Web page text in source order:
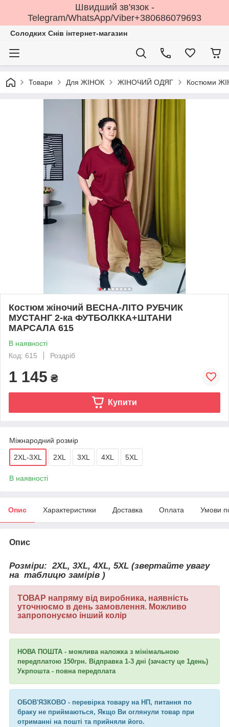
Швидший зв'язок -
Telegram/WhatsApp/Viber+380686079693
Солодких Снів інтернет-магазин
Товари Для ЖІНОК ЖІНОЧИЙ ОДЯГ Костюми
Костюм жіночий ВЕСНА-ЛІТО РУБЧИК
МУСТАНГ 2-ка ФУТБОЛККА+ШТАНИ
МАРСАЛА 615
В наявності
Код: 615
Роздріб
1 145 ₴
Купити
Міжнародний розмір
2XL-3XL 2XL 3XL 4XL 5XL
В наявності
Опис Характеристики Доставка Оплата Умови
Опис
Розміри: 2XL, 3XL, 4XL, 5XL (звертайте увагу
на таблицю замірів )
ТОВАР напряму від виробника, наявність
уточнюємо в день замовлення. Можливо
запропонуємо інший колір
НОВА ПОШТА - можлива наложка з мінімальною
передплатою 150грн. Відправка 1-3 дні (зачасту це 1день)
Укрпошта - повна передплата
ОБОВ'ЯЗКОВО - перевірка товару на НП, питання по
браку не приймаються, Якщо Ви оглянули товар при
отриманні на пошті та прийняли його.